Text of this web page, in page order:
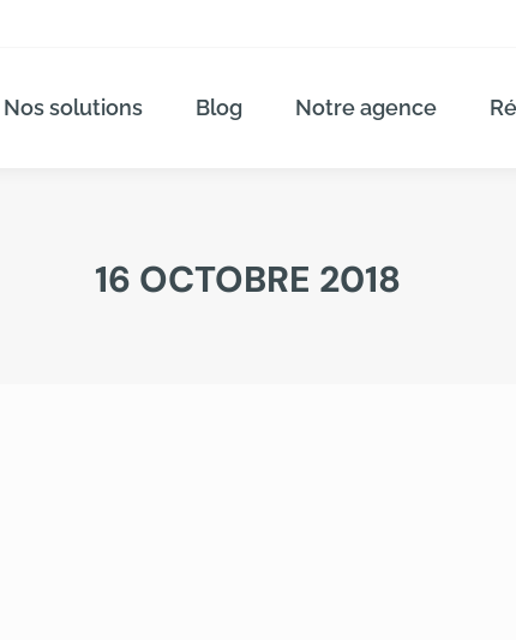
Nos solutions Blog Notre agence
16 OCTOBRE 2018